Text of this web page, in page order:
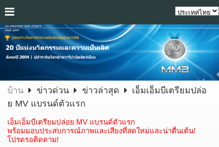
บ้าน ข่าวด่วน ข่าวล่าสุด
เอ็มเอ็มบีเตรียมปล่อ
ย MV แบรนด์ตัวแรก
เอ็มเอ็มบีเตรียมปล่อย MV แบรนด์ตัวแรก
พร้อมมอบประสบการณ์ภาพและเสียงที่สดใหม่และน่าตื่นเต้น!
โปรดรอติดตาม!